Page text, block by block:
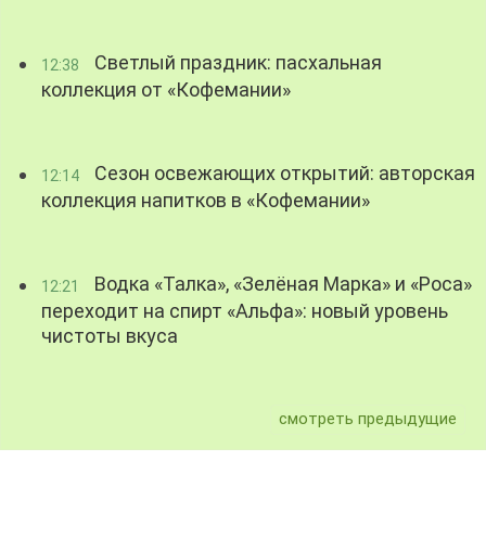
12:38
Светлый праздник: пасхальная
коллекция от «Кофемании»
12:14
Сезон освежающих открытий: авторская
коллекция напитков в «Кофемании»
12:21
Водка «Талка», «Зелёная Марка» и «Роса»
переходит на спирт «Альфа»: новый уровень
чистоты вкуса
смотреть предыдущие